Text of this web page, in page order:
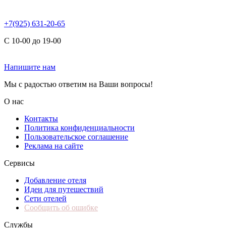
+7(925) 631-20-65
С 10-00 до 19-00
Напишите нам
Мы с радостью ответим на Ваши вопросы!
О нас
Контакты
Политика конфиденциальности
Пользовательское соглашение
Реклама на сайте
Сервисы
Добавление отеля
Идеи для путешествий
Сети отелей
Сообщить об ошибке
Службы